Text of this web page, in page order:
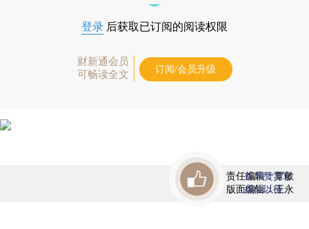
登录 后获取已订阅的阅读权限
财新通会员
可畅读全文
订阅/会员升级
责任编辑：覃敏
版面编辑：王永
首席赞赏官
虚位以待